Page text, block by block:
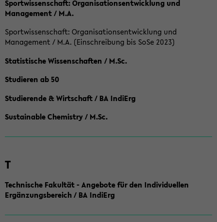
Sportwissenschaft: Organisationsentwicklung und
Management / M.A.
Sportwissenschaft: Organisationsentwicklung und
Management / M.A. (Einschreibung bis SoSe 2023)
Statistische Wissenschaften / M.Sc.
Studieren ab 50
Studierende & Wirtschaft / BA IndiErg
Sustainable Chemistry / M.Sc.
T
Technische Fakultät - Angebote für den Individuellen
Ergänzungsbereich / BA IndiErg